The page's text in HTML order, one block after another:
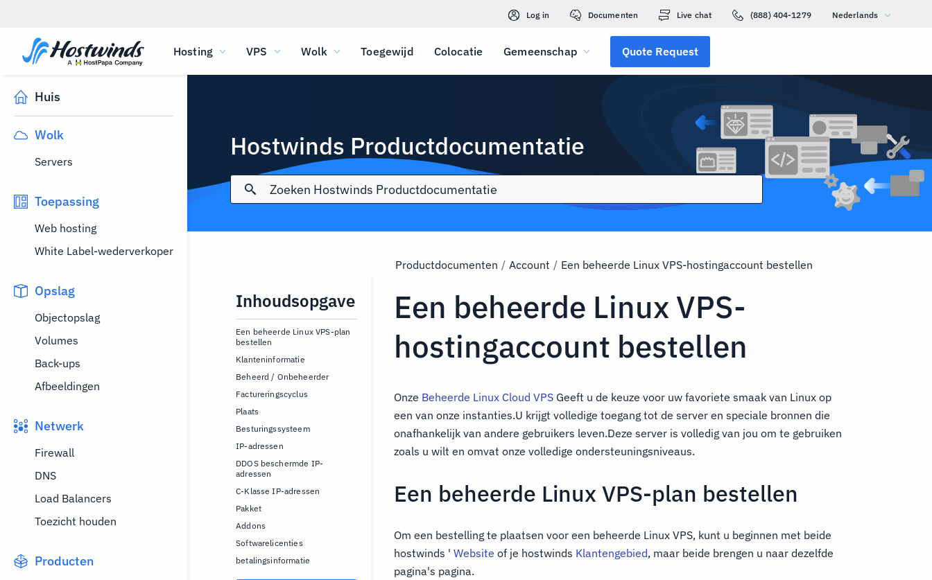
Log in Documenten Live chat (888) 404-1279 Nederlands
Hosting VPS Wolk Toegewijd Colocatie Gemeenschap Quote Request
Huis
Wolk
Servers
Toepassing
Web hosting
White Label-wederverkoper
Opslag
Objectopslag
Volumes
Back-ups
Afbeeldingen
Netwerk
Firewall
DNS
Load Balancers
Toezicht houden
Producten
Hostwinds Productdocumentatie
Productdocumenten / Account / Een beheerde Linux VPS-hostingaccount bestellen
Inhoudsopgave
Een beheerde Linux VPS-plan
bestellen
Klanteninformatie
Beheerd / Onbeheerder
Factureringscyclus
Plaats
Besturingssysteem
IP-adressen
DDOS beschermde IP-
adressen
C-Klasse IP-adressen
Pakket
Addons
Softwarelicenties
betalingsinformatie
Een beheerde Linux VPS-
hostingaccount bestellen
Onze Beheerde Linux Cloud VPS Geeft u de keuze voor uw favoriete smaak van Linux op
een van onze instanties.U krijgt volledige toegang tot de server en speciale bronnen die
onafhankelijk van andere gebruikers leven.Deze server is volledig van jou om te gebruiken
zoals u wilt en omvat onze volledige ondersteuningsniveaus.
Een beheerde Linux VPS-plan bestellen
Om een bestelling te plaatsen voor een beheerde Linux VPS, kunt u beginnen met beide
hostwinds 'Website of je hostwinds Klantengebied, maar beide brengen u naar dezelfde
pagina's pagina.